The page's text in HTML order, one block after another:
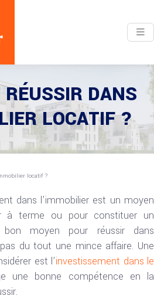
DANS
LOCATIF ?
locatif ?
dans l’immobilier est un moyen
à terme ou pour constituer un
bon moyen pour réussir dans
du tout une mince affaire. Une
est l’investissement dans le
une bonne compétence en la